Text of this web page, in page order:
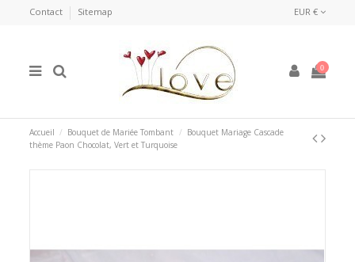
Contact Sitemap EUR €
0
Accueil Bouquet de Mariée Tombant
Bouquet Mariage Cascade
thème Paon Chocolat, Vert et Turquoise